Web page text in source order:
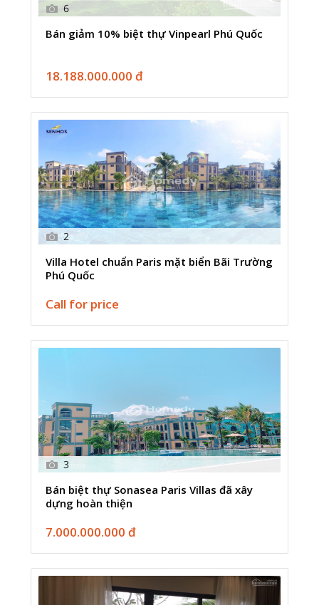
6
Bán giảm 10% biệt thự Vinpearl Phú Quốc
18.188.000.000 đ
2
Villa Hotel chuẩn Paris mặt biển Bãi Trường
Phú Quốc
Call for price
3
Bán biệt thự Sonasea Paris Villas đã xây
dựng hoàn thiện
7.000.000.000 đ